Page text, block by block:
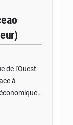
de l'Ouest
à